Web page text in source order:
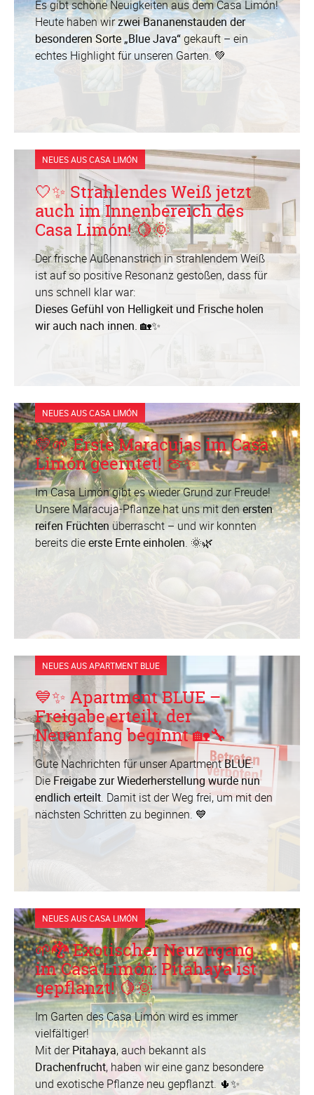
Es gibt schöne Neuigkeiten aus dem Casa Limón!
Heute haben wirzwei Bananenstauden der
besonderen Sorte „Blue Java“gekauft – ein
echtes Highlight für unseren Garten. 💚
NEUES AUS CASA LIMÓN
🤍✨ Strahlendes Weiß jetzt
auch im Innenbereich des
Casa Limón! 🍋🌞
Der frische Außenanstrich in strahlendem Weiß
ist auf so positive Resonanz gestoßen, dass für
uns schnell klar war:
Dieses Gefühl von Helligkeit und Frische holen
wir auch nach innen. 🏡✨
NEUES AUS CASA LIMÓN
💛🌱 Erste Maracujas im Casa
Limón geerntet! 🍈✨
Im Casa Limón gibt es wieder Grund zur Freude!
Unsere Maracuja-Pflanze hat uns mit den ersten
reifen Früchten überrascht – und wir konnten
bereits dieerste Ernte einholen. 🌞🌿
NEUES AUS APARTMENT BLUE
💙✨ Apartment BLUE –
Freigabe erteilt, der
Neuanfang beginnt 🏡🔧
Gute Nachrichten für unser ApartmentBLUE:
DieFreigabe zur Wiederherstellung wurde nun
endlich erteilt. Damit ist der Weg frei, um mit den
nächsten Schritten zu beginnen. 💙
NEUES AUS CASA LIMÓN
🌱🐉 Exotischer Neuzugang
im Casa Limón: Pitahaya ist
gepflanzt! 🍋🌞
Im Garten des Casa Limón wird es immer
vielfältiger!
Mit derPitahaya, auch bekannt als
Drachenfrucht, haben wir eine ganz besondere
und exotische Pflanze neu gepflanzt. 🌵✨